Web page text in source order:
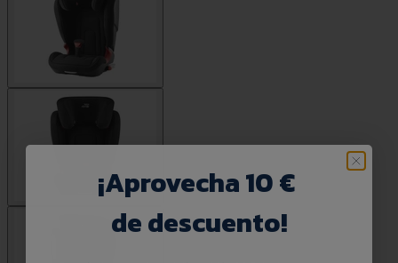
¡Aprovecha 10 €
de descuento!